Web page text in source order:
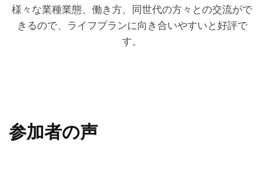
様々な業種業態、働き方、同世代の方々との交流がで
きるので、ライフプランに向き合いやすいと好評で
す。
参加者の声